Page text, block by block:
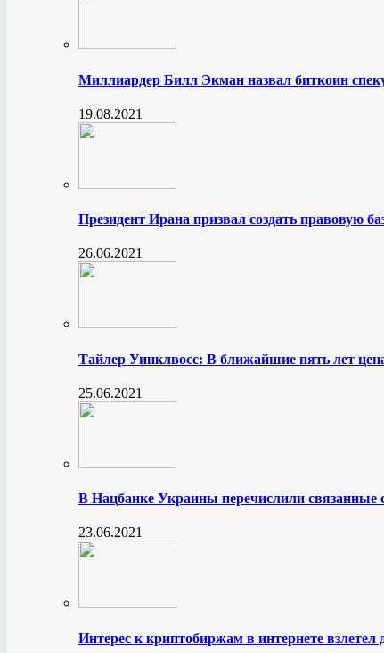
Миллиардер Билл Экман назвал биткоин
19.08.2021
Президент Ирана призвал создать правовую
26.06.2021
Тайлер Уинклвосс: В ближайшие пять лет
25.06.2021
В Нацбанке Украины перечислили связанные
23.06.2021
Интерес к криптобиржам в интернете взлетел